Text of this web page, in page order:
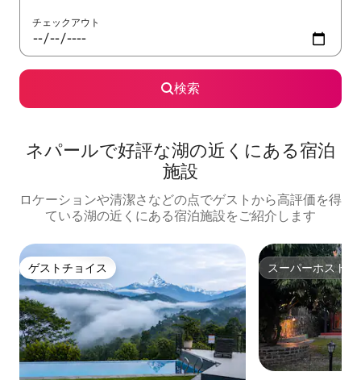
チェックアウト
検索
ネパールで好評な湖の近くにある宿泊
施設
ロケーションや清潔さなどの点でゲストから高評価を得
ている湖の近くにある宿泊施設をご紹介します
ゲストチョイス
ゲストチョイス スーパーホスト
スーパーホスト